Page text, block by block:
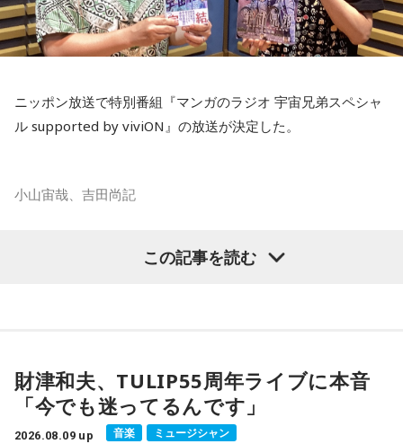
オンライン占いセレーネ：https://online-uranai.jp/
今回の放送では、夏の夜空をきっかけに、子どもの頃の純粋
な感動や、時間が経っても色あせない記憶が届けられまし
た。
放送で紹介されたStoryの続きをぜひradikoのタイムフリーで
お楽しみください。
星空。
「あれが北斗七星」「あっちが○○座だよ」と目を輝かせなが
られました。
その後、K君のお父さんに連れて行ってもらった清里で見た星
当時はスマホもなく、写真を撮ることもできませんでした。
柏原収史も、友達の家に泊まり、夜更かしをしながら星空を
見るという夏休みならではの体験に触れながら、「記憶に焼
きつく景色」について語りました。
ニッポン放送で特別番組『マンガのラジオ 宇宙兄弟スペシャ
ル supported by viviON』の放送が決定した。
小山宙哉、吉田尚記
パーソナリティを務め、漫画にまつわるゲストを迎えるポッ
18年に及ぶ「宇宙兄弟」の連載完結のタイミングでの出演と
なり、「宇宙兄弟」誕生のエピソードや「キャラクターに出
会う」というキャラクター造形について、ストーリーの発想
この記事を読む
財津和夫、TULIP55周年ライブに本音
「今でも迷ってるんです」
2026.08.09 up 音楽 ミュージシャン